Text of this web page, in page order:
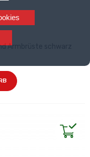
Armbrüste schwarz